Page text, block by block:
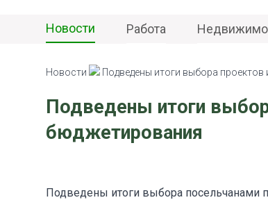
Новости Работа
Новости Подведены итоги выбора
Подведены итоги
бюджетирования
Подведены итоги выбора посельчанами